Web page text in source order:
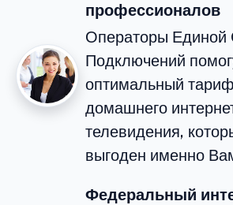
профессионалов
Операторы Единой
Подключений
оптимальный
домашнего
телевидения,
выгоден именно
Федеральный